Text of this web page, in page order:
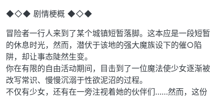
◆◇◆ 剧情梗概 ◆◇◆
冒险者一行人来到了某个城镇短暂落脚。这本应是一段短暂
的休息时光，然而，潜伏于该地的强大魔族设下的催○陷
阱，却让事态陡然生变。
你在有限的自由活动期间，目击到了一位魔法使少女逐渐被
改写常识、慢慢沉溺于性欲泥沼的过程。
不仅有少女，还有在一旁注视着她的伙伴们……然而，这份